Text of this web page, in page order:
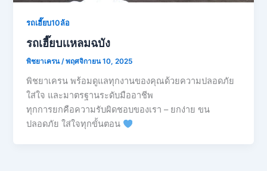
รถเฮี๊ยบ10ล้อ
รถเฮี๊ยบเเหลมฉบัง
พิชยาเครน/พฤศจิกายน 10, 2025
พิชยาเครน พร้อมดูแลทุกงานของคุณด้วยความปลอดภัย
ใส่ใจ และมาตรฐานระดับมืออาชีพ
ทุกการยกคือความรับผิดชอบของเรา – ยกง่าย ขน
ปลอดภัย ใส่ใจทุกขั้นตอน